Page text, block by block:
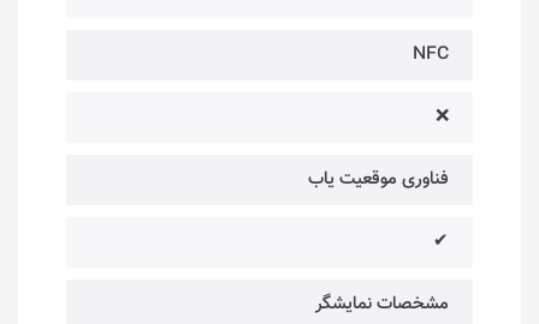
NFC
❌
فناوری موقعیت یاب
✔
مشخصات نمایشگر